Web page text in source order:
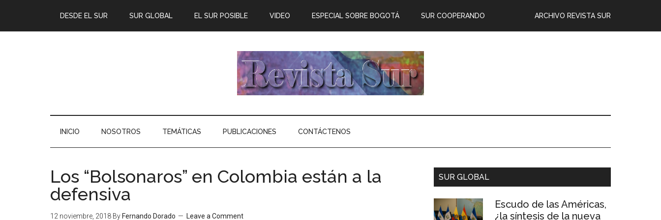
DESDE EL SUR SUR GLOBAL EL SUR POSIBLE ARCHIVO REVISTA SUR
VIDEO ESPECIAL SOBRE BOGOTÁ SUR COOPERANDO
INICIO NOSOTROS TEMÁTICAS PUBLICACIONES CONTÁCTENOS
Los “Bolsonaros” en Colombia están a la
defensiva
12 noviembre, 2018 By Fernando Dorado Leave a Comment
SUR GLOBAL
Escudo de las Américas,
¿la síntesis de la nueva